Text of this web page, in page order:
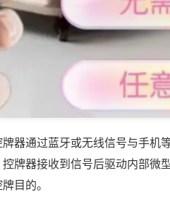
器通过蓝牙或无线信号与手机
牌器接收到信号后驱动内部微
目的。